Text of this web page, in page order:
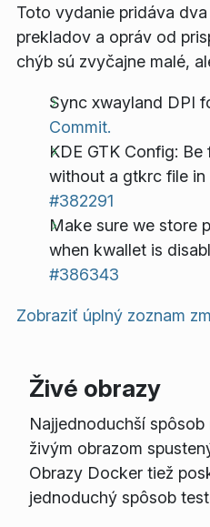
Toto vydanie pridáva
prekladov a opráv od
chýb sú zvyčajne malé,
Sync xwayland DPI
Commit.
KDE GTK Config:
without a gtkrc file in
#382291
Make sure we store
when kwallet is
#386343
Zobraziť úplný zoznam
Živé obrazy
Najjednoduchší
živým obrazom
Obrazy Docker tiež
jednoduchý spôsob